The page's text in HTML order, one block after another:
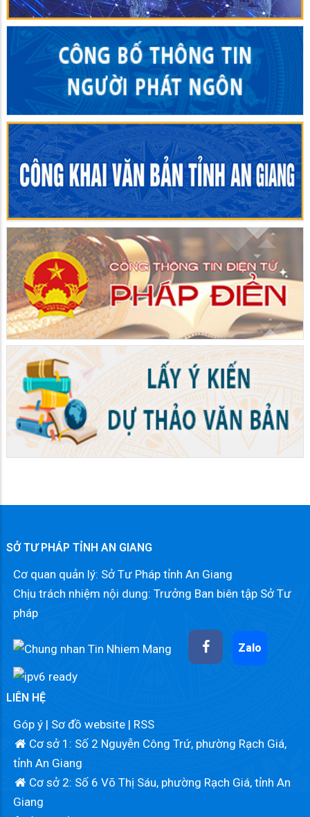
SỞ TƯ PHÁP TỈNH AN GIANG
Cơ quan quản lý: Sở Tư Pháp tỉnh An Giang
Chịu trách nhiệm nội dung: Trưởng Ban biên tập Sở Tư
pháp
Zalo
LIÊN HỆ
Góp ý | Sơ đồ website | RSS
Cơ sở 1: Số 2 Nguyễn Công Trứ, phường Rạch Giá,
tỉnh An Giang
Cơ sở 2: Số 6 Võ Thị Sáu, phường Rạch Giá, tỉnh An
Giang